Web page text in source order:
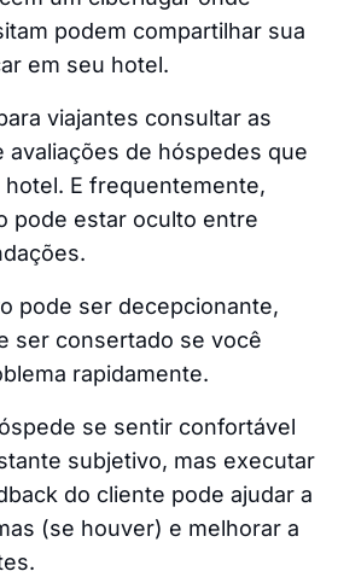
podem compartilhar sua
em seu hotel.
viajantes consultar as
avaliações de hóspedes que
E frequentemente,
pode estar oculto entre
pode ser decepcionante,
ser consertado se você
rapidamente.
se sentir confortável
subjetivo, mas executar
do cliente pode ajudar a
(se houver) e melhorar a